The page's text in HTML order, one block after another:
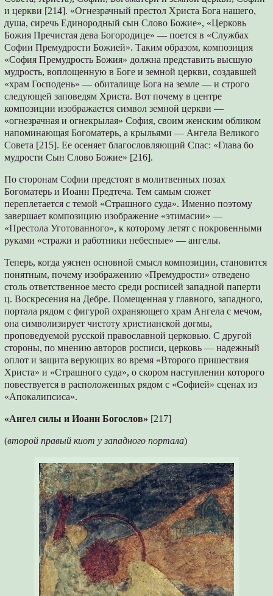
и церкви [214]. «Огнезрачный престол Христа Бога нашего,
душа, сиречь Единородный сын Слово Божие», «Церковь
Божия Пречистая дева Богородице» — поется в «Службах
Софии Премудрости Божией». Таким образом, композиция
«София Премудрость Божия» должна представить высшую
мудрость, воплощенную в Боге и земной церкви, создавшей
«храм Господень» — обиталище Бога на земле — и строго
следующей заповедям Христа. Вот почему в центре
композиции изображается символ земной церкви —
«огнезрачная и огнекрылая» София, своим женским обликом
напоминающая Богоматерь, а крыльями — Ангела Великого
Совета [215]. Ее осеняет благословляющий Спас: «Глава бо
мудрости Сын Слово Божие» [216].
По сторонам Софии предстоят в молитвенных позах
Богоматерь и Иоанн Предтеча. Тем самым сюжет
переплетается с темой «Страшного суда». Именно поэтому
завершает композицию изображение «этимасии» —
«Престола Уготованного», к которому летят с покровенными
руками «стражи и работники небесные» — ангелы.
Теперь, когда уяснен основной смысл композиции, становится
понятным, почему изображению «Премудрости» отведено
столь ответственное место среди росписей западной паперти
ц. Воскресения на Дебре. Помещенная у главного, западного,
портала рядом с фигурой охраняющего храм Ангела с мечом,
она символизирует чистоту христианской догмы,
проповедуемой русской православной церковью. С другой
стороны, по мнению авторов росписи, церковь — надежный
оплот и защита верующих во время «Второго пришествия
Христа» и «Страшного суда», о скором наступлении которого
повествуется в расположенных рядом с «Софией» сценах из
«Апокалипсиса».
«Ангел силы и Иоанн Богослов» [217]
(второй правый киот у западного портала)